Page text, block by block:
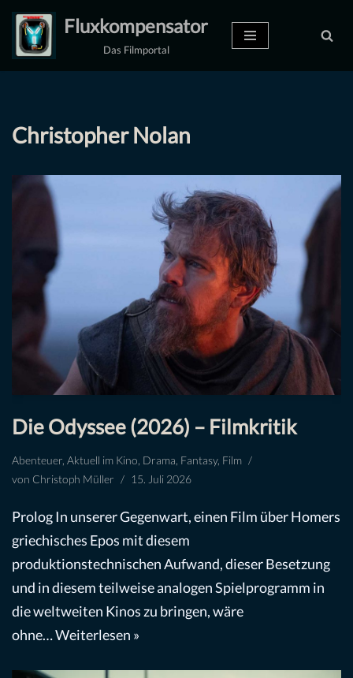
Zum
Inhalt
Fluxkompensator
Das Filmportal
Christopher Nolan
Die Odyssee (2026) – Filmkritik
Abenteuer Aktuell im Kino Drama Fantasy, Film
von Christoph Müller 15. Juli 2026
Prolog In unserer Gegenwart, einen Film über Homers
griechisches Epos mit diesem
produktionstechnischen Aufwand, dieser Besetzung
und in diesem teilweise analogen Spielprogramm in
die weltweiten Kinos zu bringen, wäre
ohne…Weiterlesen »